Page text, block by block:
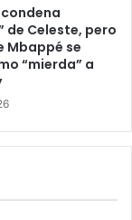
de Celeste, pero
Mbappé se
“mierda” a